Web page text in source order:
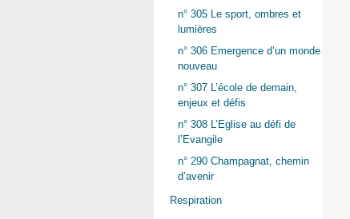
n° 305 Le sport, ombres et
lumières
n° 306 Emergence d’un monde
nouveau
n° 307 L’école de demain,
enjeux et défis
n° 308 L’Eglise au défi de
l’Evangile
n° 290 Champagnat, chemin
d’avenir
Respiration